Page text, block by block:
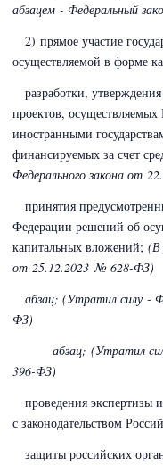
абзацем - Федеральный
2) прямое участие
осуществляемой в форме
разработки,
проектов,
иностранными
финансируемых за счет
Федерального закона от
принятия
Федерации решений об
капитальных вложений; (В
от 25.12.2023 № 628-ФЗ)
абзац; (Утратил силу -
ФЗ)
абзац; (Утратил
396-ФЗ)
проведения экспертизы
с законодательством
защиты российских